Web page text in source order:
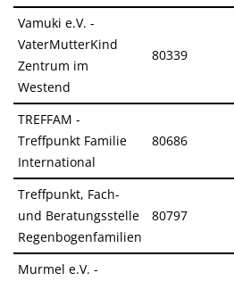
Vamuki e.V. -
VaterMutterKind
Zentrum im
Westend
80339
TREFFAM -
Treffpunkt Familie
International
80686
Treffpunkt, Fach-
und Beratungsstelle
Regenbogenfamilien
80797
Murmel e.V. -